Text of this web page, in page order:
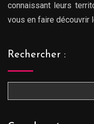
connaissant leurs
vous en faire découvrir
Rechercher :